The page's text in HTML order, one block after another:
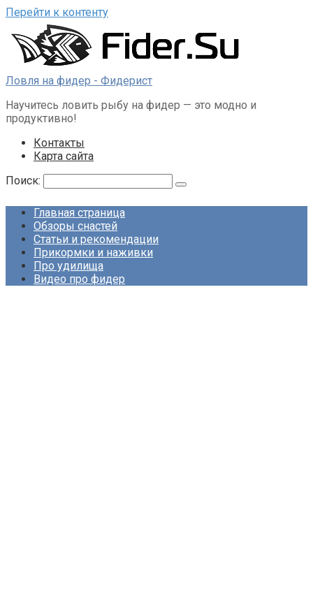
Перейти к контенту
Ловля на фидер - Фидерист
Научитесь ловить рыбу на фидер — это модно и
продуктивно!
Контакты
Карта сайта
Поиск:
Главная страница
Обзоры снастей
Статьи и рекомендации
Прикормки и наживки
Про удилища
Видео про фидер